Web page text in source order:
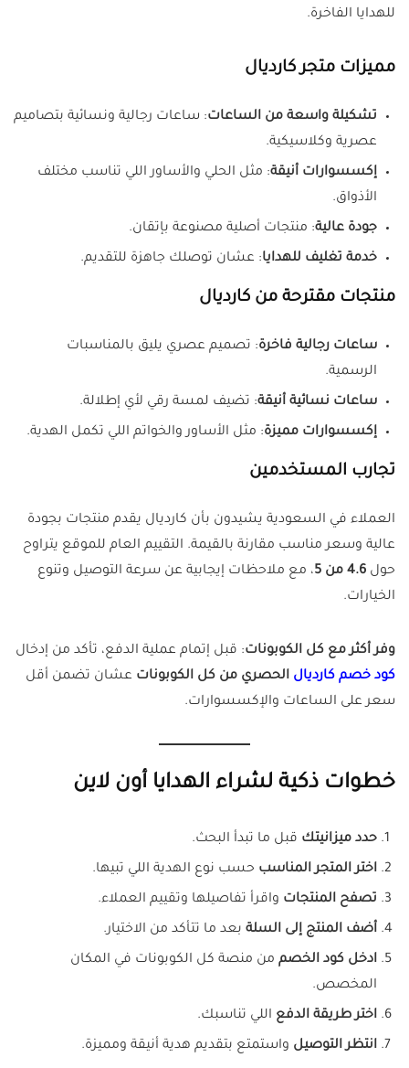
للهدايا الفاخرة.
مميزات متجر كارديال
تشكيلة واسعة من الساعات: ساعات رجالية ونسائية بتصاميم
عصرية وكلاسيكية.
إكسسوارات أنيقة: مثل الحلي والأساور اللي تناسب مختلف
الأذواق.
جودة عالية: منتجات أصلية مصنوعة بإتقان.
خدمة تغليف للهدايا: عشان توصلك جاهزة للتقديم.
منتجات مقترحة من كارديال
ساعات رجالية فاخرة: تصميم عصري يليق بالمناسبات
الرسمية.
ساعات نسائية أنيقة: تضيف لمسة رقي لأي إطلالة.
إكسسوارات مميزة: مثل الأساور والخواتم اللي تكمل الهدية.
تجارب المستخدمين
العملاء في السعودية يشيدون بأن كارديال يقدم منتجات بجودة
عالية وسعر مناسب مقارنة بالقيمة. التقييم العام للموقع يتراوح
حول 4.6 من 5
، مع ملاحظات إيجابية عن سرعة التوصيل وتنوع
الخيارات.
وفر أكثر مع كل الكوبونات: قبل إتمام عملية الدفع، تأكد من إدخال
كود خصم كارديال الحصري من كل الكوبونات عشان تضمن أقل
سعر على الساعات والإكسسوارات.
خطوات ذكية لشراء الهدايا أون لاين
حدد ميزانيتك قبل ما تبدأ البحث.
اختر المتجر المناسب حسب نوع الهدية اللي تبيها.
تصفح المنتجات واقرأ تفاصيلها وتقييم العملاء.
أضف المنتج إلى السلة بعد ما تتأكد من الاختيار.
ادخل كود الخصم من منصة كل الكوبونات في المكان
المخصص.
اختر طريقة الدفع اللي تناسبك.
انتظر التوصيل واستمتع بتقديم هدية أنيقة ومميزة.